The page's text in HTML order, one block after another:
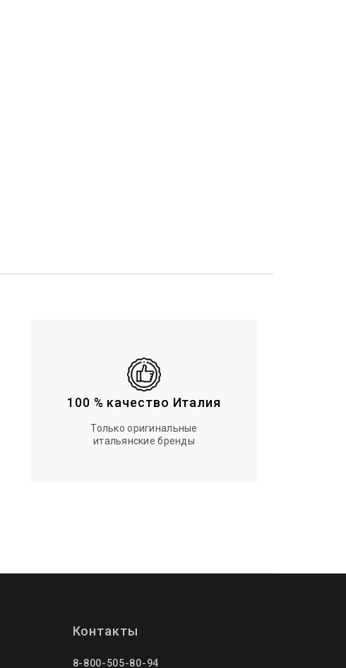
100 % качество Италия
Только оригинальные
итальянские бренды
Контакты
8-800-505-80-94